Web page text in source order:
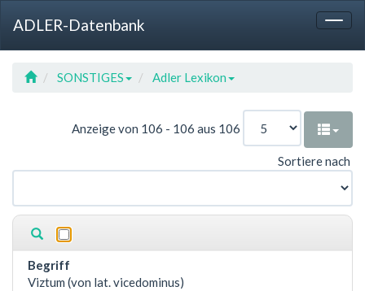
zur
zum
zur
Referenz
ADLER-Datenbank
SONSTIGES Adler Lexikon
Anzeige von 106 - 106 aus 106
Sortiere nach
Viztum (von lat. vicedominus)